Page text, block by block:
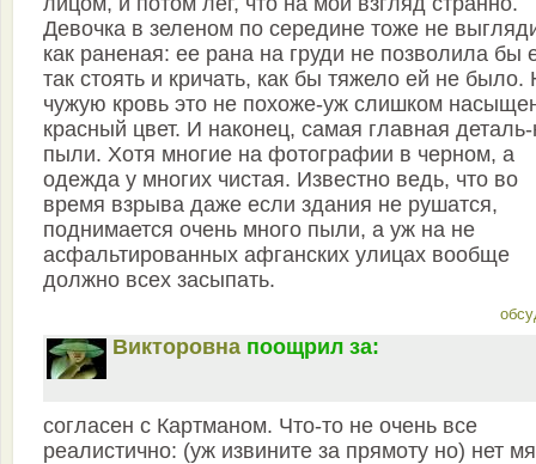
Девочка в зеленом по середине тоже не
как раненая: ее рана на груди не позволила бы
так стоять и кричать, как бы тяжело ей не было.
чужую кровь это не похоже-уж слишком
красный цвет. И наконец, самая главная деталь-
пыли. Хотя многие на фотографии в черном, а
одежда у многих чистая. Известно ведь, что во
время взрыва даже если здания не рушатся,
поднимается очень много пыли, а уж на не
асфальтированных афганских улицах вообще
должно всех засыпать.
Викторовна поощрил за:
согласен с Картманом. Что-то не очень все
реалистично: (уж извините за прямоту но) нет